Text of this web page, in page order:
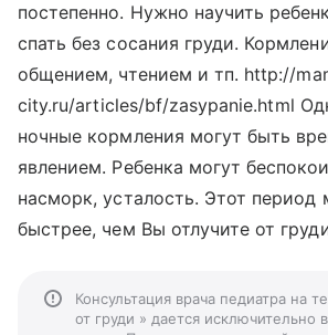
постепенно. Нужно научить
спать без сосания груди.
общением, чтением и тп. http://
city.ru/articles/bf/zasypanie.html
ночные кормления могут быть
явлением. Ребенка могут
насморк, усталость. Этот период
быстрее, чем Вы отлучите от
Консультация врача педиатра на
от груди » дается исключительно